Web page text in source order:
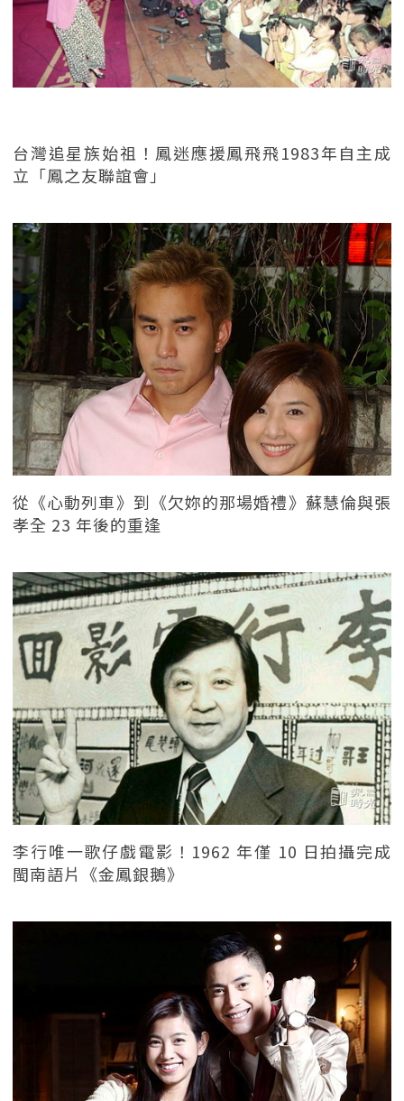
台灣追星族始祖！鳳迷應援鳳飛飛1983年自主成
立「鳳之友聯誼會」
從《心動列車》到《欠妳的那場婚禮》蘇慧倫與張
孝全 23 年後的重逢
李行唯一歌仔戲電影！1962 年僅 10 日拍攝完成
閩南語片《金鳳銀鵝》